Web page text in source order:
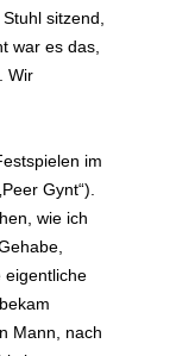
sitzend,
war es das,
Wir
im
Gynt“).
wie ich
eigentliche
Mann, nach